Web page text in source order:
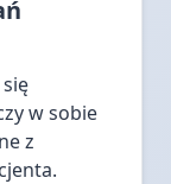
w sobie
z